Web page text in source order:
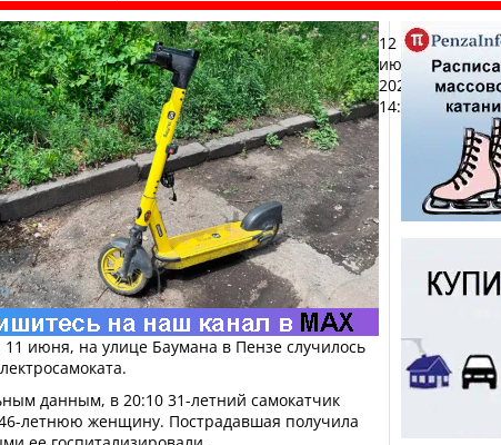
12
июня
2025,
14:41
11 июня, на улице Баумана в Пензе случилось
данным, в 20:10 31-летний самокатчик
летнюю женщину. Пострадавшая получила